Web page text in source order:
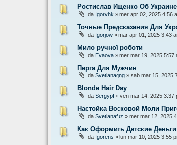
Ростислав Ищенко Об
da Igorvhk » mer apr 02, 2025 4:56
Точные Предсказания Для
da Igorjow » mar apr 01, 2025 3:43
Мило ручної роботи
da Evaova » mer mar 19, 2025 5:57
Перга Для Мужчин
da Svetlanaqng » sab mar 15, 2025
Blonde Hair Day
da Sergypf » ven mar 14, 2025 3:37
Настойка Восковой Моли
da Svetlanafuz » mer mar 12, 2025
Как Оформить Детские
da Igorens » lun mar 10, 2025 3:55